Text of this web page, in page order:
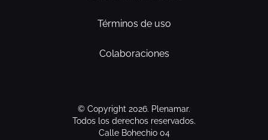
Términos de uso
Colaboraciones
© Copyright 2026. Plenamar.
Todos los derechos reservados.
Calle Bohechio 04